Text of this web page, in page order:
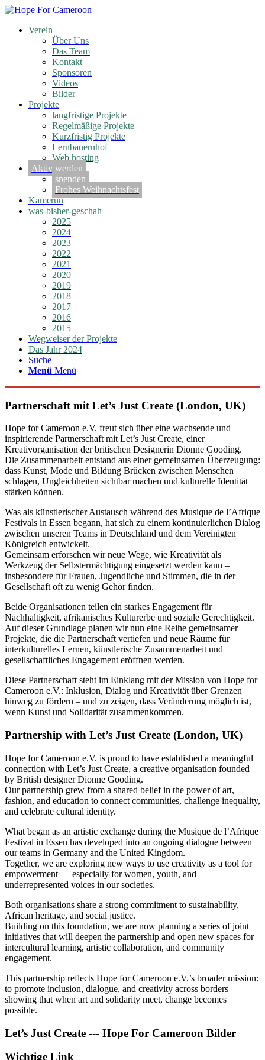
Verein
Über Uns
Das Team
Kontakt
Sponsoren
Videos
Bilder
Projekte
langfristige Projekte
Regelmäßige Projekte
Kurzfristig Projekte
Lernbauernhof
Web hosting
Aktiv werden
spenden
Frohes Weihnachtsfest
Kamerun
was-bisher-geschah
2025
2024
2023
2022
2021
2020
2019
2018
2017
2016
2015
Wegweiser der Projekte
Das Jahr 2024
Suche
Menü Menü
Partnerschaft mit Let’s Just Create (London, UK)
Hope for Cameroon e.V. freut sich über eine wachsende und
inspirierende Partnerschaft mit Let’s Just Create, einer
Kreativorganisation der britischen Designerin Dionne Gooding.
Die Zusammenarbeit entstand aus einer gemeinsamen Überzeugung:
dass Kunst, Mode und Bildung Brücken zwischen Menschen
schlagen, Ungleichheiten sichtbar machen und kulturelle Identität
stärken können.
Was als künstlerischer Austausch während des Musique de l’Afrique
Festivals in Essen begann, hat sich zu einem kontinuierlichen Dialog
zwischen unseren Teams in Deutschland und dem Vereinigten
Königreich entwickelt.
Gemeinsam erforschen wir neue Wege, wie Kreativität als
Werkzeug der Selbstermächtigung eingesetzt werden kann –
insbesondere für Frauen, Jugendliche und Stimmen, die in der
Gesellschaft oft zu wenig Gehör finden.
Beide Organisationen teilen ein starkes Engagement für
Nachhaltigkeit, afrikanisches Kulturerbe und soziale Gerechtigkeit.
Auf dieser Grundlage planen wir nun eine Reihe gemeinsamer
Projekte, die die Partnerschaft vertiefen und neue Räume für
interkulturelles Lernen, künstlerische Zusammenarbeit und
gesellschaftliches Engagement eröffnen werden.
Diese Partnerschaft steht im Einklang mit der Mission von Hope for
Cameroon e.V.: Inklusion, Dialog und Kreativität über Grenzen
hinweg zu fördern – und zu zeigen, dass Veränderung möglich ist,
wenn Kunst und Solidarität zusammenkommen.
Partnership with Let’s Just Create (London, UK)
Hope for Cameroon e.V. is proud to have established a meaningful
connection with Let’s Just Create, a creative organisation founded
by British designer Dionne Gooding.
Our partnership grew from a shared belief in the power of art,
fashion, and education to connect communities, challenge inequality,
and celebrate cultural identity.
What began as an artistic exchange during the Musique de l’Afrique
Festival in Essen has developed into an ongoing dialogue between
our teams in Germany and the United Kingdom.
Together, we are exploring new ways to use creativity as a tool for
empowerment — especially for women, youth, and
underrepresented voices in our societies.
Both organisations share a strong commitment to sustainability,
African heritage, and social justice.
Building on this foundation, we are now planning a series of joint
initiatives that will deepen the partnership and open new spaces for
intercultural learning, artistic collaboration, and community
engagement.
This partnership reflects Hope for Cameroon e.V.’s broader mission:
to promote inclusion, dialogue, and creativity across borders —
showing that when art and solidarity meet, change becomes
possible.
Let’s Just Create --- Hope For Cameroon Bilder
Wichtige Link